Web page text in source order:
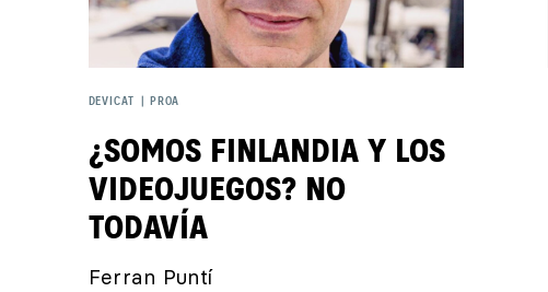
DEVICAT PROA
¿SOMOS FINLANDIA Y LOS
VIDEOJUEGOS? NO
TODAVÍA
Ferran Puntí